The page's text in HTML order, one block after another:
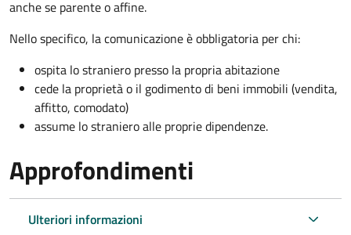
anche se parente o affine.
Nello specifico, la comunicazione è obbligatoria per chi:
ospita lo straniero presso la propria abitazione
cede la proprietà o il godimento di beni immobili (vendita,
affitto, comodato)
assume lo straniero alle proprie dipendenze.
Approfondimenti
Ulteriori informazioni